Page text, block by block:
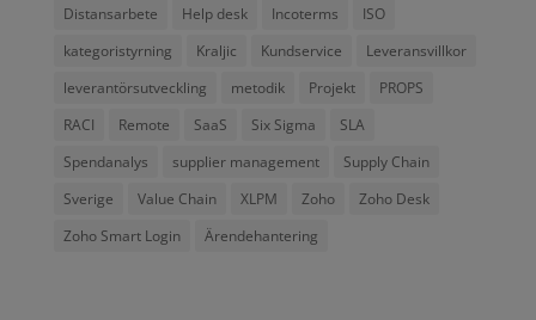
Distansarbete
Help desk Incoterms
ISO
kategoristyrning
Kraljic Kundservice
Leveransvillkor
leverantörsutveckling
metodik Projekt
PROPS
RACI
Remote SaaS Six Sigma
SLA
Spendanalys
supplier management
Supply Chain
Sverige
Value Chain XLPM Zoho
Zoho Desk
Zoho Smart Login
Ärendehantering